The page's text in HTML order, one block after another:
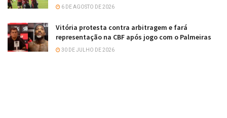
6 DE AGOSTO DE 2026
Vitória protesta contra arbitragem e fará
representação na CBF após jogo com o Palmeiras
30 DE JULHO DE 2026